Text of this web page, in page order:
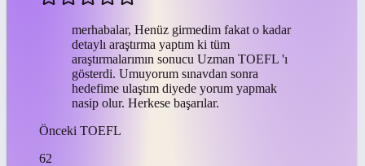
merhabalar, Henüz girmedim fakat o kadar
detaylı araştırma yaptım ki tüm
araştırmalarımın sonucu Uzman TOEFL 'ı
gösterdi. Umuyorum sınavdan sonra
hedefime ulaştım diyede yorum yapmak
nasip olur. Herkese başarılar.
Önceki TOEFL
62